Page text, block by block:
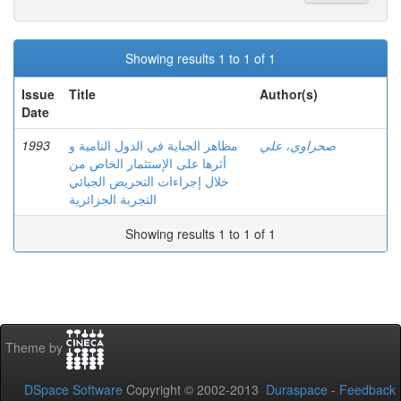
Showing results 1 to 1 of 1
Issue
Date
Title Author(s)
1993
مظاهر الجباية في الدول النامية و
أثرها على الإستثمار الخاص من
خلال إجراءات التحريض الجبائي
التجربة الجزائرية
صحراوي، علي
Showing results 1 to 1 of 1
Theme by
DSpace Software Copyright © 2002-2013 Duraspace - Feedback